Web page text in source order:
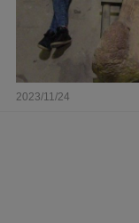
2023/11/24